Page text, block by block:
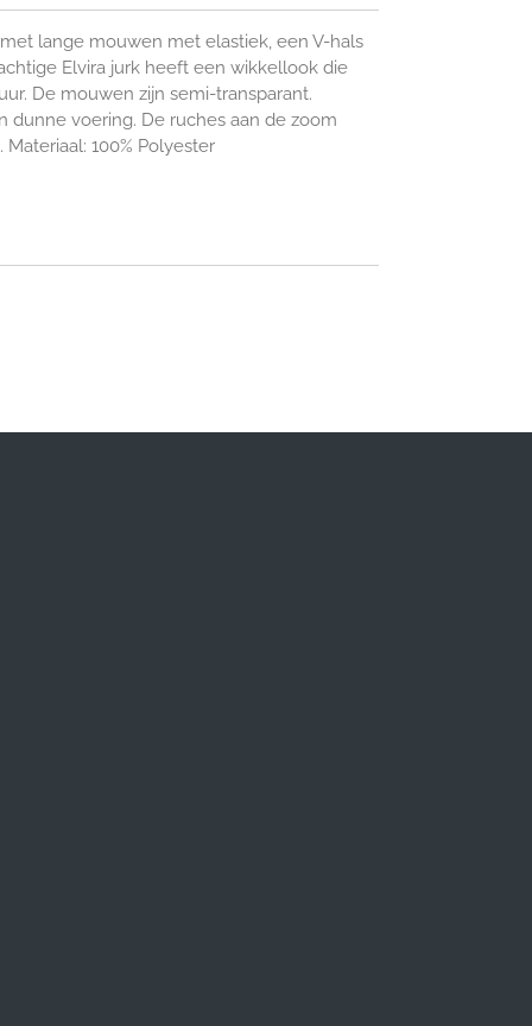
lange mouwen met elastiek, een V-hals
Elvira jurk heeft een wikkellook die
De mouwen zijn semi-transparant.
dunne voering. De ruches aan de zoom
100% Polyester